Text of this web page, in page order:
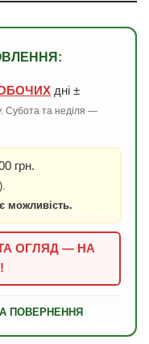
дні ±
Субота та неділя —
грн.
можливість.
ОГЛЯД — НА
ПОВЕРНЕННЯ